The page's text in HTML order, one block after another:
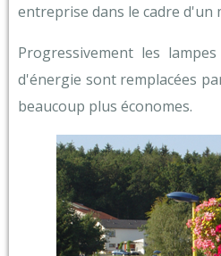
entreprise dans le cadre d'un
Progressivement les
d'énergie sont remplacées
beaucoup plus économes.